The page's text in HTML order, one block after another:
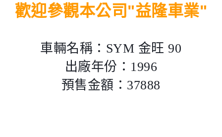
歡迎參觀本公司"益隆車業"
車輛名稱：SYM 金旺 90
出廠年份：1996
預售金額：37888